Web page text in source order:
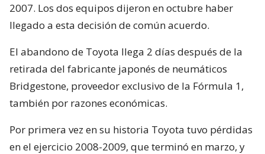
2007. Los dos equipos dijeron en octubre haber
llegado a esta decisión de común acuerdo.
El abandono de Toyota llega 2 días después de la
retirada del fabricante japonés de neumáticos
Bridgestone, proveedor exclusivo de la Fórmula 1,
también por razones económicas.
Por primera vez en su historia Toyota tuvo pérdidas
en el ejercicio 2008-2009, que terminó en marzo, y